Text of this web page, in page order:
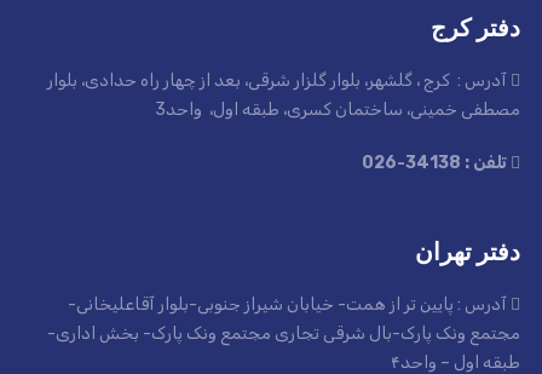
دفتر کرج
آدرس : کرج ، گلشهر، بلوار گلزار شرقی، بعد از چهار راه حدادی، بلوار
مصطفی خمینی، ساختمان کسری، طبقه اول، واحد3
تلفن : 34138-026
دفتر تهران
آدرس : پایین تر از همت- خیابان شیراز جنوبی-بلوار آقاعلیخانی-
مجتمع ونک پارک-بال شرقی تجاری مجتمع ونک پارک- بخش اداری-
طبقه اول – واحد۴